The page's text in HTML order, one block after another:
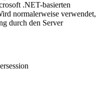
.NET-basierten
normalerweise verwendet,
durch den Server